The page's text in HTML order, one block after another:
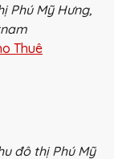
Phú Mỹ Hưng,
đô thị Phú Mỹ